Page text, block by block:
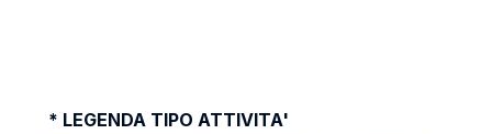
* LEGENDA TIPO ATTIVITA'